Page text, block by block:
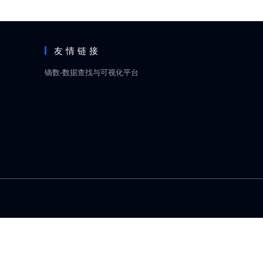
友情链接
镝数-数据查找与可视化平台